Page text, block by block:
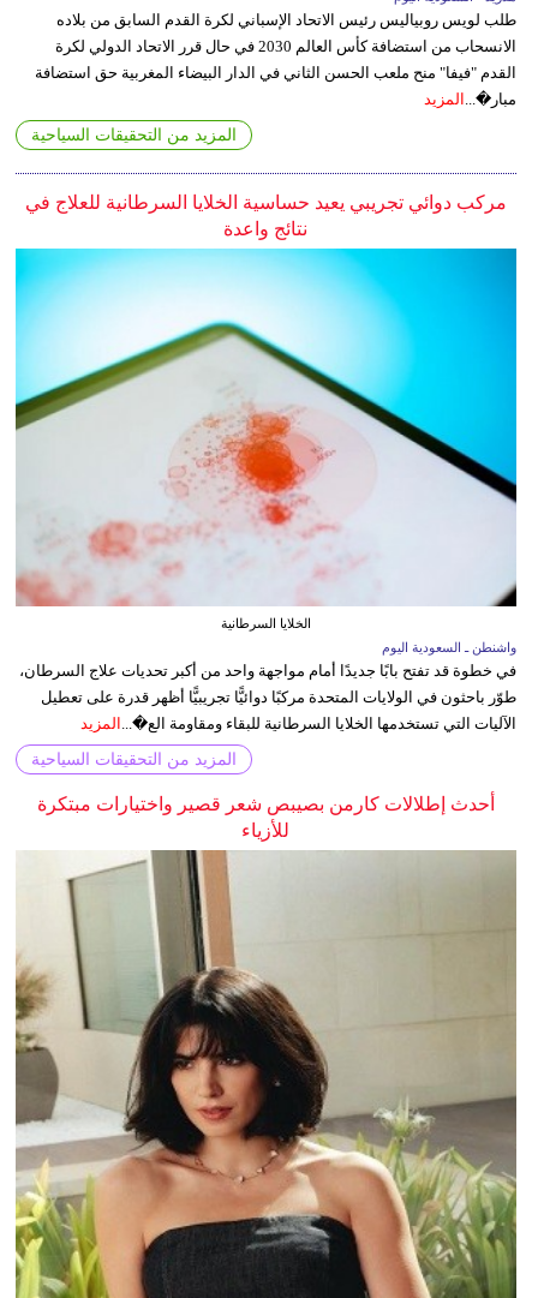
طلب لويس روبياليس رئيس الاتحاد الإسباني لكرة القدم السابق من بلاده
الانسحاب من استضافة كأس العالم 2030 في حال قرر الاتحاد الدولي لكرة
القدم "فيفا" منح ملعب الحسن الثاني في الدار البيضاء المغربية حق استضافة
مبار�... المزيد
المزيد من التحقيقات السياحية
مركب دوائي تجريبي يعيد حساسية الخلايا السرطانية للعلاج في
نتائج واعدة
الخلايا السرطانية
واشنطن ـ السعودية اليوم
في خطوة قد تفتح بابًا جديدًا أمام مواجهة واحد من أكبر تحديات علاج السرطان،
طوّر باحثون في الولايات المتحدة مركبًا دوائيًّا تجريبيًّا أظهر قدرة على تعطيل
الآليات التي تستخدمها الخلايا السرطانية للبقاء ومقاومة الع�...
المزيد
المزيد من التحقيقات السياحية
أحدث إطلالات كارمن بصيبص شعر قصير واختيارات مبتكرة
للأزياء